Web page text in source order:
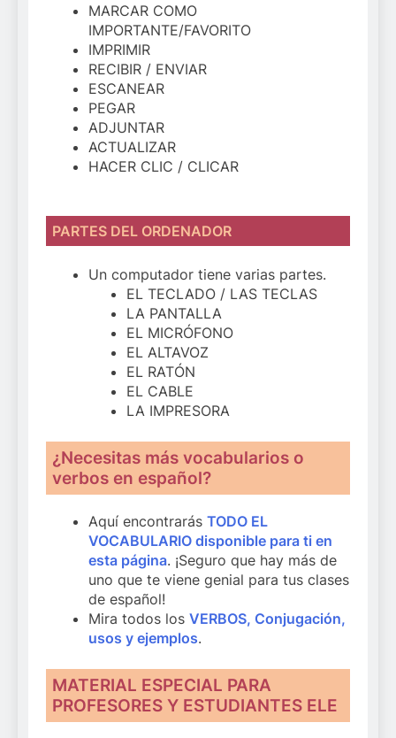
MARCAR COMO
IMPORTANTE/FAVORITO
IMPRIMIR
RECIBIR / ENVIAR
ESCANEAR
PEGAR
ADJUNTAR
ACTUALIZAR
HACER CLIC / CLICAR
PARTES DEL ORDENADOR
Un computador tiene varias partes.
EL TECLADO / LAS TECLAS
LA PANTALLA
EL MICRÓFONO
EL ALTAVOZ
EL RATÓN
EL CABLE
LA IMPRESORA
¿Necesitas más vocabularios o
verbos en español?
Aquí encontrarás TODO EL
VOCABULARIO disponible para ti en
esta página. ¡Seguro que hay más de
uno que te viene genial para tus clases
de español!
Mira todos los VERBOS, Conjugación,
usos y ejemplos.
MATERIAL ESPECIAL PARA
PROFESORES Y ESTUDIANTES ELE